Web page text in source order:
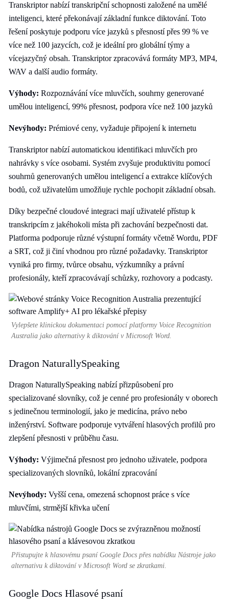
Transkriptor nabízí transkripční schopnosti založené na umělé
inteligenci, které překonávají základní funkce diktování. Toto
řešení poskytuje podporu více jazyků s přesností přes 99 % ve
více než 100 jazycích, což je ideální pro globální týmy a
vícejazyčný obsah. Transkriptor zpracovává formáty MP3, MP4,
WAV a další audio formáty.
Výhody: Rozpoznávání více mluvčích, souhrny generované
umělou inteligencí, 99% přesnost, podpora více než 100 jazyků
Nevýhody: Prémiové ceny, vyžaduje připojení k internetu
Transkriptor nabízí automatickou identifikaci mluvčích pro
nahrávky s více osobami. Systém zvyšuje produktivitu pomocí
souhrnů generovaných umělou inteligencí a extrakce klíčových
bodů, což uživatelům umožňuje rychle pochopit základní obsah.
Díky bezpečné cloudové integraci mají uživatelé přístup k
transkripcím z jakéhokoli místa při zachování bezpečnosti dat.
Platforma podporuje různé výstupní formáty včetně Wordu, PDF
a SRT, což ji činí vhodnou pro různé požadavky. Transkriptor
vyniká pro firmy, tvůrce obsahu, výzkumníky a právní
profesionály, kteří zpracovávají schůzky, rozhovory a podcasty.
Vylepšete klinickou dokumentaci pomocí platformy Voice Recognition
Australia jako alternativy k diktování v Microsoft Word.
Dragon NaturallySpeaking
Dragon NaturallySpeaking nabízí přizpůsobení pro
specializované slovníky, což je cenné pro profesionály v oborech
s jedinečnou terminologií, jako je medicína, právo nebo
inženýrství. Software podporuje vytváření hlasových profilů pro
zlepšení přesnosti v průběhu času.
Výhody: Výjimečná přesnost pro jednoho uživatele, podpora
specializovaných slovníků, lokální zpracování
Nevýhody: Vyšší cena, omezená schopnost práce s více
mluvčími, strmější křivka učení
Přistupujte k hlasovému psaní Google Docs přes nabídku Nástroje jako
alternativu k diktování v Microsoft Word se zkratkami.
Google Docs Hlasové psaní